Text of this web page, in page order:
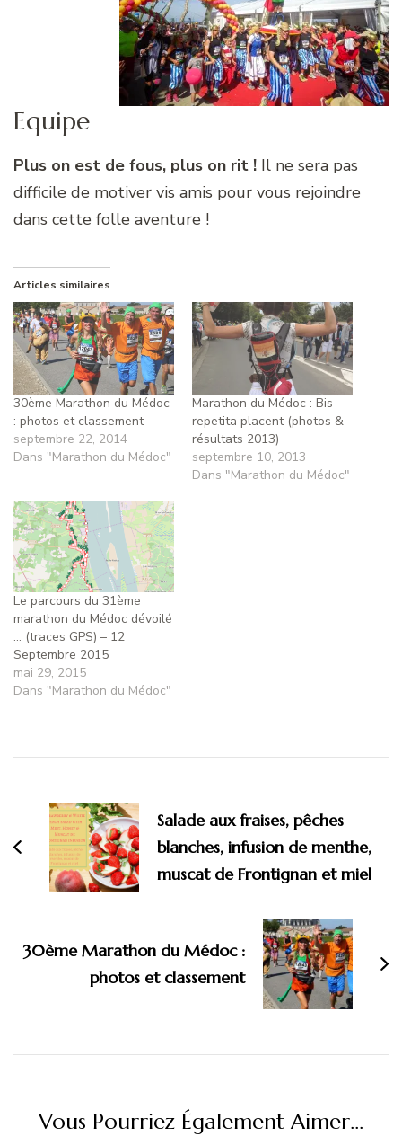
Equipe
Plus on est de fous, plus on rit ! Il ne sera pas
difficile de motiver vis amis pour vous rejoindre
dans cette folle aventure !
Articles similaires
30ème Marathon du Médoc
: photos et classement
septembre 22, 2014
Dans "Marathon du Médoc"
Marathon du Médoc : Bis
repetita placent (photos &
résultats 2013)
septembre 10, 2013
Dans "Marathon du Médoc"
Le parcours du 31ème
marathon du Médoc dévoilé
… (traces GPS) – 12
Septembre 2015
mai 29, 2015
Dans "Marathon du Médoc"
Salade aux fraises, pêches
blanches, infusion de menthe,
muscat de Frontignan et miel
30ème Marathon du Médoc :
photos et classement
Vous Pourriez Également Aimer...